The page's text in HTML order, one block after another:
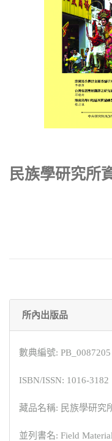
民族學研究所
所內出版品
數典編號: PB_0087205
ISBN/ISSN: 1016-3182
藏品名稱: 民族學研究
並列書名: Field